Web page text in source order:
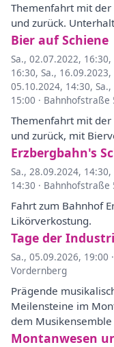
Themenfahrt mit der
und zurück.
Bier auf Schiene
Sa., 02.07.2022, 16:30,
16:30, Sa., 16.09.2023,
05.10.2024, 14:30,
15:00 · Bahnhofstraße
Themenfahrt mit der
und zurück, mit
Erzbergbahn's
Sa., 28.09.2024, 14:30,
14:30 · Bahnhofstraße
Fahrt zum Bahnhof
Likörverkostung.
Tage der
Sa., 05.09.2026, 19:00 ·
Vordernberg
Prägende
Meilensteine im
dem
Montanwesen